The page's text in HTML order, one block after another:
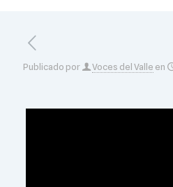
Publicado por Voces del Valle en